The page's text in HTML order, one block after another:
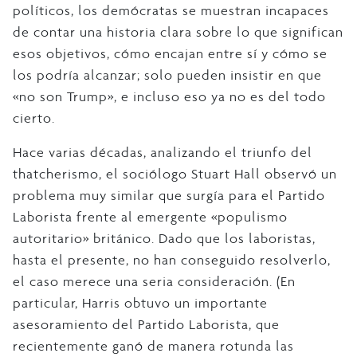
políticos, los demócratas se muestran incapaces
de contar una historia clara sobre lo que significan
esos objetivos, cómo encajan entre sí y cómo se
los podría alcanzar; solo pueden insistir en que
«no son Trump», e incluso eso ya no es del todo
cierto.
Hace varias décadas, analizando el triunfo del
thatcherismo, el sociólogo Stuart Hall observó un
problema muy similar que surgía para el Partido
Laborista frente al emergente «populismo
autoritario» británico. Dado que los laboristas,
hasta el presente, no han conseguido resolverlo,
el caso merece una seria consideración. (En
particular, Harris obtuvo un importante
asesoramiento del Partido Laborista, que
recientemente ganó de manera rotunda las